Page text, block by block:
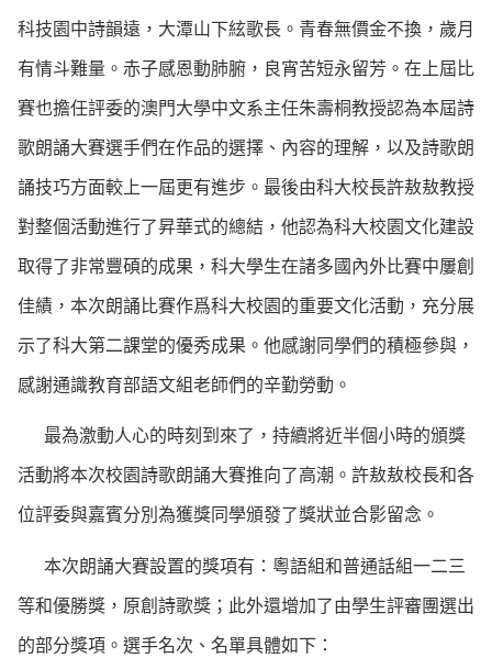
科技園中詩韻遠，大潭山下絃歌長。青春無價金不換，歲月
有情斗難量。赤子感恩動肺腑，良宵苦短永留芳。在上屆比
賽也擔任評委的澳門大學中文系主任朱壽桐教授認為本屆詩
歌朗誦大賽選手們在作品的選擇、內容的理解，以及詩歌朗
誦技巧方面較上一屆更有進步。最後由科大校長許敖敖教授
對整個活動進行了昇華式的總結，他認為科大校園文化建設
取得了非常豐碩的成果，科大學生在諸多國內外比賽中屢創
佳績，本次朗誦比賽作爲科大校園的重要文化活動，充分展
示了科大第二課堂的優秀成果。他感謝同學們的積極參與，
感謝通識教育部語文組老師們的辛勤勞動。
最為激動人心的時刻到來了，持續將近半個小時的頒獎
活動將本次校園詩歌朗誦大賽推向了高潮。許敖敖校長和各
位評委與嘉賓分別為獲獎同學頒發了獎狀並合影留念。
本次朗誦大賽設置的獎項有：粵語組和普通話組一二三
等和優勝獎，原創詩歌獎；此外還增加了由學生評審團選出
的部分獎項。選手名次、名單具體如下：